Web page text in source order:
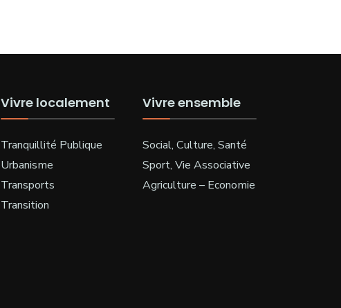
Vivre localement
Tranquillité Publique
Urbanisme
Transports
Transition
Vivre ensemble
Social, Culture, Santé
Sport, Vie Associative
Agriculture – Economie